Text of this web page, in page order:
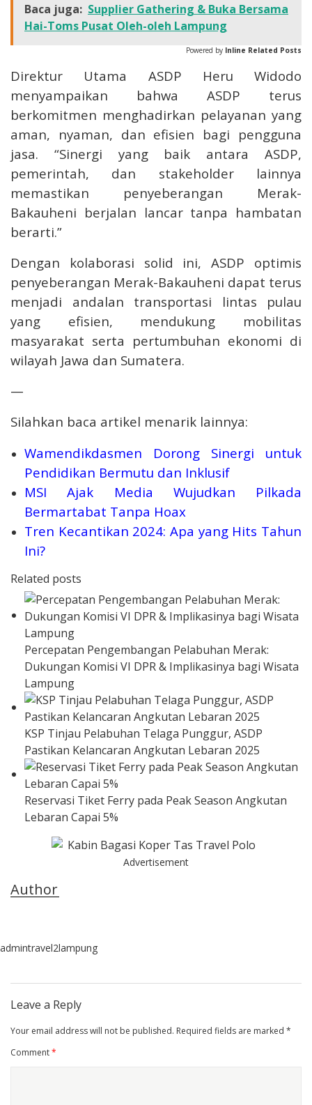
Baca juga: Supplier Gathering & Buka Bersama
Hai-Toms Pusat Oleh-oleh Lampung
Powered by Inline Related Posts
Direktur Utama ASDP Heru Widodo
menyampaikan bahwa ASDP terus
berkomitmen menghadirkan pelayanan yang
aman, nyaman, dan efisien bagi pengguna
jasa. “Sinergi yang baik antara ASDP,
pemerintah, dan stakeholder lainnya
memastikan penyeberangan Merak-
Bakauheni berjalan lancar tanpa hambatan
berarti.”
Dengan kolaborasi solid ini, ASDP optimis
penyeberangan Merak-Bakauheni dapat terus
menjadi andalan transportasi lintas pulau
yang efisien, mendukung mobilitas
masyarakat serta pertumbuhan ekonomi di
wilayah Jawa dan Sumatera.
—
Silahkan baca artikel menarik lainnya:
Wamendikdasmen Dorong Sinergi untuk
Pendidikan Bermutu dan Inklusif
MSI Ajak Media Wujudkan Pilkada
Bermartabat Tanpa Hoax
Tren Kecantikan 2024: Apa yang Hits Tahun
Ini?
Related posts
Percepatan Pengembangan Pelabuhan Merak:
Dukungan Komisi VI DPR & Implikasinya bagi Wisata
Lampung
KSP Tinjau Pelabuhan Telaga Punggur, ASDP
Pastikan Kelancaran Angkutan Lebaran 2025
Reservasi Tiket Ferry pada Peak Season Angkutan
Lebaran Capai 5%
Advertisement
Author
admintravel2lampung
Leave a Reply
Your email address will not be published. Required fields are marked *
Comment*